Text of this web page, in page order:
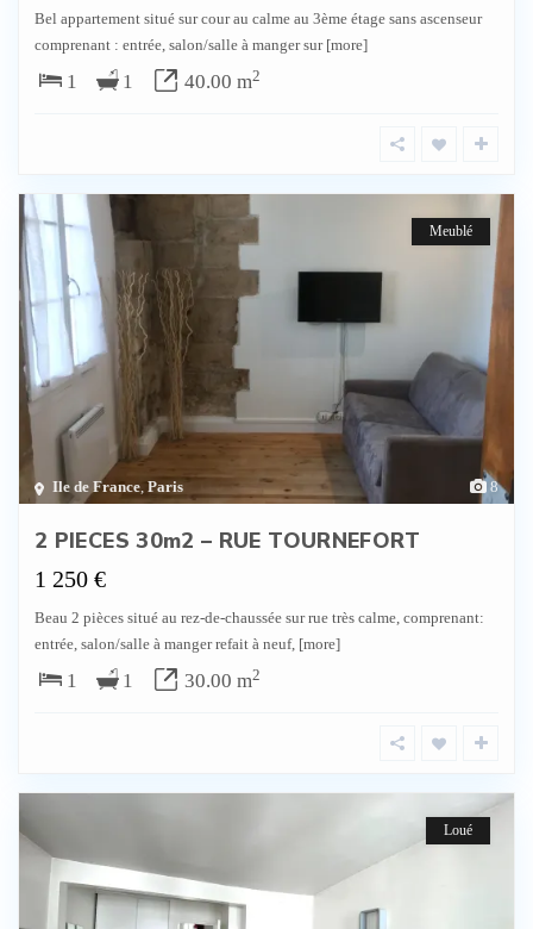
Bel appartement situé sur cour au calme au 3ème étage sans ascenseur
comprenant : entrée, salon/salle à manger sur [more]
1 1 40.00 m2
8
Ile de France,Paris
Meublé
2 PIECES 30m2 – RUE TOURNEFORT
1 250 €
Beau 2 pièces situé au rez-de-chaussée sur rue très calme, comprenant:
entrée, salon/salle à manger refait à neuf, [more]
1 1 30.00 m2
Loué